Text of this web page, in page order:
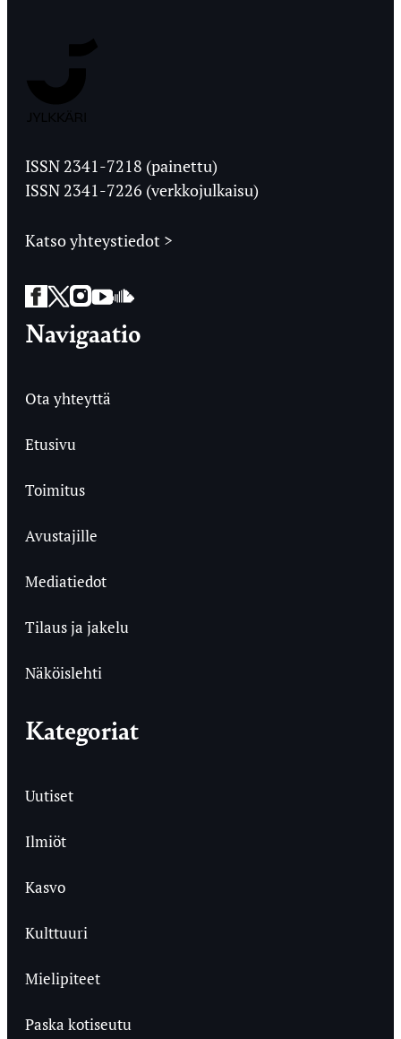
Ylioppilaslehti
ISSN 2341-7218 (painettu)
ISSN 2341-7226 (verkkojulkaisu)
Katso yhteystiedot >
Facebook
Twitter
Instagram
YouTube
SoundCloud
Navigaatio
Ota yhteyttä
Etusivu
Toimitus
Avustajille
Mediatiedot
Tilaus ja jakelu
Näköislehti
Kategoriat
Uutiset
Ilmiöt
Kasvo
Kulttuuri
Mielipiteet
Paska kotiseutu